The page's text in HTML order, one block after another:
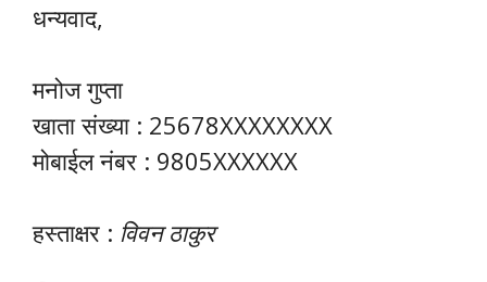
धन्यवाद,
मनोज गुप्ता
खाता संख्या : 25678XXXXXXXX
मोबाईल नंबर : 9805XXXXXX
हस्ताक्षर : विवन ठाकुर